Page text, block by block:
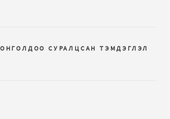
СУРАЛЦСАН ТЭМДЭГЛЭЛ